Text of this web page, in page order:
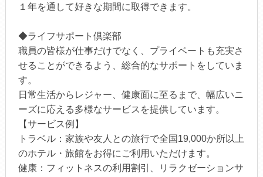
１年を通して好きな期間に取得できます。
◆ライフサポート倶楽部
職員の皆様が仕事だけでなく、プライベートも充実さ
せることができるよう、総合的なサポートをしていま
す。
日常生活からレジャー、健康面に至るまで、幅広いニ
ーズに応える多様なサービスを提供しています。
【サービス例】
トラベル：家族や友人との旅行で全国19,000か所以上
のホテル・旅館をお得にご利用いただけます。
健康：フィットネスの利用割引、リラクゼーションサ